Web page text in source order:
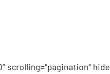
scrolling=“pagination“